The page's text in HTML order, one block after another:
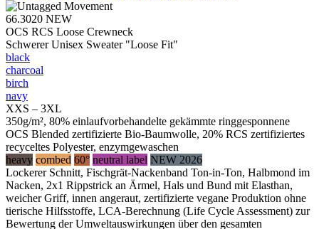
66.3020 NEW
OCS RCS Loose Crewneck
Schwerer Unisex Sweater "Loose Fit"
black
charcoal
birch
navy
XXS – 3XL
350g/m², 80% einlaufvorbehandelte gekämmte ringgesponnene
OCS Blended zertifizierte Bio-Baumwolle, 20% RCS zertifiziertes
recyceltes Polyester, enzymgewaschen
heavy combed 60° neutral label NEW 2026
Lockerer Schnitt, Fischgrät-Nackenband Ton-in-Ton, Halbmond im
Nacken, 2x1 Rippstrick an Ärmel, Hals und Bund mit Elasthan,
weicher Griff, innen angeraut, zertifizierte vegane Produktion ohne
tierische Hilfsstoffe, LCA-Berechnung (Life Cycle Assessment) zur
Bewertung der Umweltauswirkungen über den gesamten